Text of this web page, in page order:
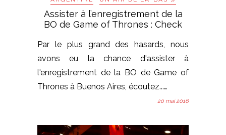
Assister à l’enregistrement de la
BO de Game of Thrones : Check
Par le plus grand des hasards, nous
avons eu la chance d'assister à
l'enregistrement de la BO de Game of
Thrones à Buenos Aires, écoutez...…
20 mai 2016